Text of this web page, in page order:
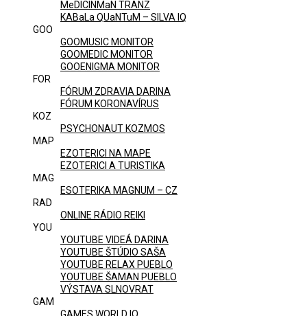
MeDICINMaN TRANZ
KABaLa QUaNTuM – SILVA IQ
GOO
GOOMUSIC MONITOR
GOOMEDIC MONITOR
GOOENIGMA MONITOR
FOR
FÓRUM ZDRAVIA DARINA
FÓRUM KORONAVÍRUS
KOZ
PSYCHONAUT KOZMOS
MAP
EZOTERICI NA MAPE
EZOTERICI A TURISTIKA
MAG
ESOTERIKA MAGNUM – CZ
RAD
ONLINE RÁDIO REIKI
YOU
YOUTUBE VIDEÁ DARINA
YOUTUBE ŠTÚDIO SAŠA
YOUTUBE RELAX PUEBLO
YOUTUBE ŠAMAN PUEBLO
VÝSTAVA SLNOVRAT
GAM